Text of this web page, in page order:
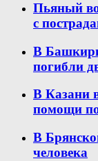
Пьяный
с
В
погибли
В Казани
помощи
В
человека